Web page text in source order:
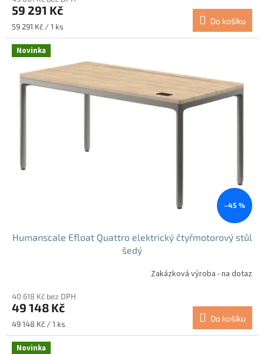
59 291 Kč
Měrná
cena:
59 291 Kč / 1 ks
Do košíku
Novinka
–45 %
Humanscale Efloat Quattro elektrický čtyřmotorový stůl
šedý
Zakázková výroba - na dotaz
40 618 Kč bez DPH
49 148 Kč
Měrná
cena:
49 148 Kč / 1 ks
Do košíku
Novinka